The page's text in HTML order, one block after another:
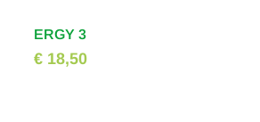
ERGY 3
€ 18,50